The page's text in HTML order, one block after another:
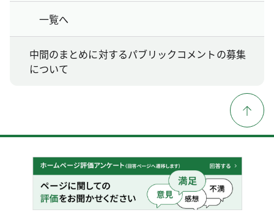
一覧へ
中間のまとめに対するパブリックコメントの募集
について